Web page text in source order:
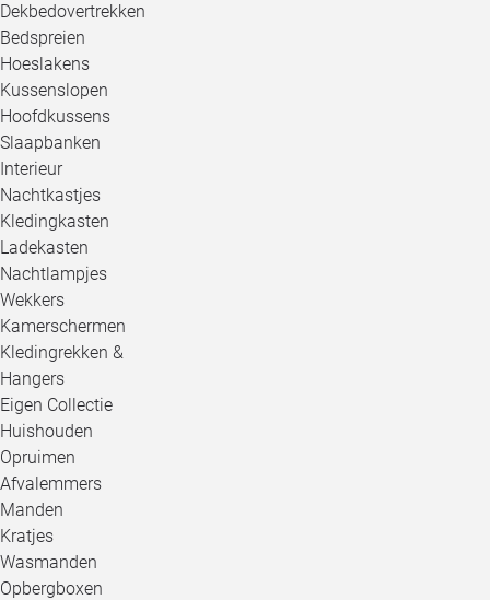
Dekbedovertrekken
Bedspreien
Hoeslakens
Kussenslopen
Hoofdkussens
Slaapbanken
Interieur
Nachtkastjes
Kledingkasten
Ladekasten
Nachtlampjes
Wekkers
Kamerschermen
Kledingrekken &
Hangers
Eigen Collectie
Huishouden
Opruimen
Afvalemmers
Manden
Kratjes
Wasmanden
Opbergboxen